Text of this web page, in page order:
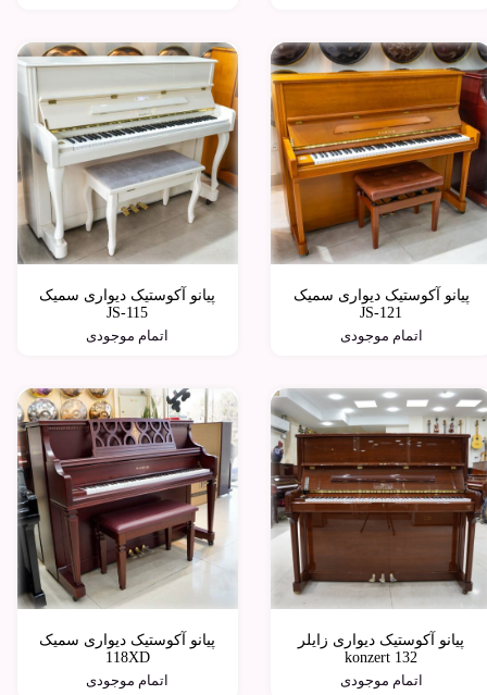
پیانو آکوستیک دیواری سمیک
JS-121
اتمام موجودی
پیانو آکوستیک دیواری سمیک
JS-115
اتمام موجودی
پیانو آکوستیک دیواری زایلر
132 konzert
اتمام موجودی
پیانو آکوستیک دیواری سمیک
118XD
اتمام موجودی